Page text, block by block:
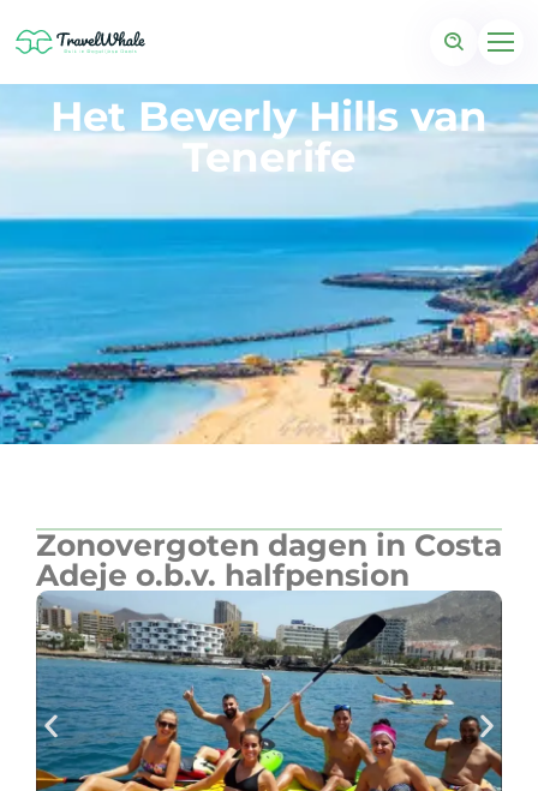
Het Beverly Hills van
Tenerife
Zonovergoten dagen in Costa
Adeje o.b.v. halfpension